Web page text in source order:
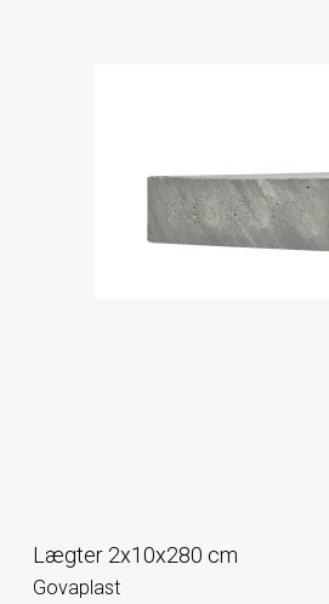
Lægter 2x10x280 cm
Govaplast